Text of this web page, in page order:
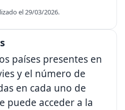
el 29/03/2026.
países presentes en
y el número de
en cada uno de
puede acceder a la